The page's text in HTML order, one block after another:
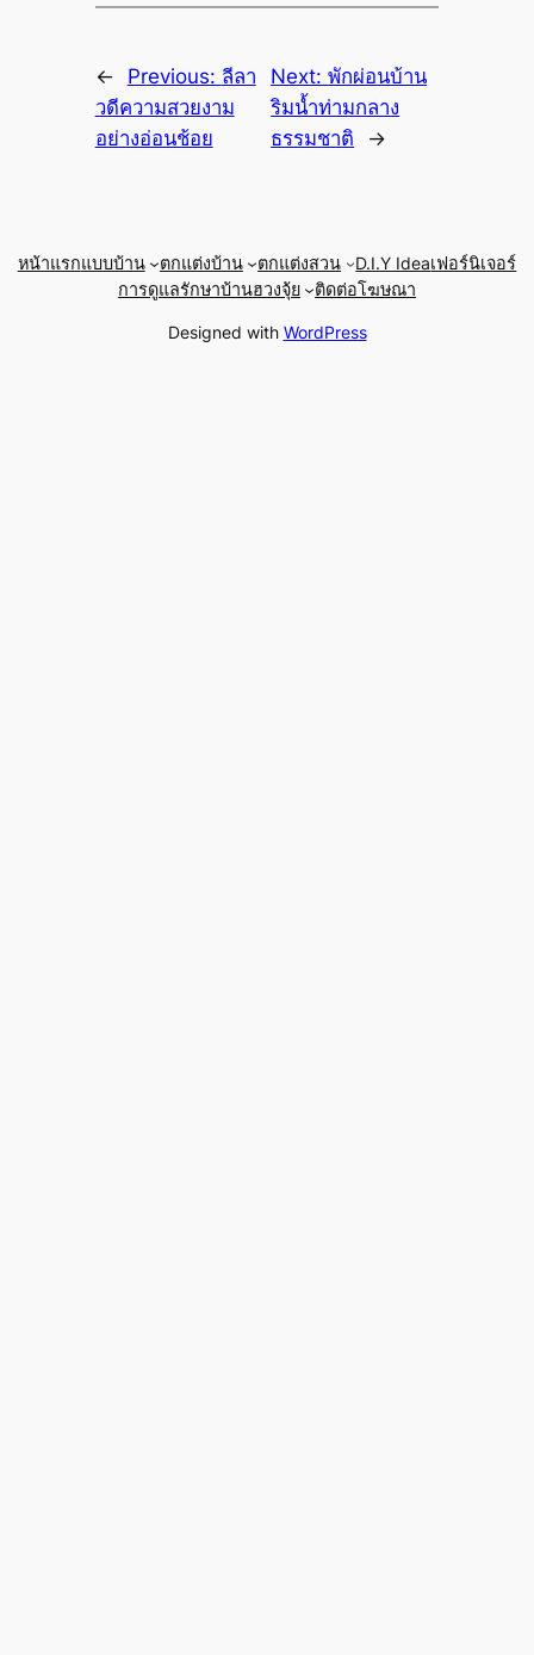
← Previous: ลีลา
วดีความสวยงาม
อย่างอ่อนช้อย
Next:พักผ่อนบ้าน
ริมน้ำท่ามกลาง
ธรรมชาติ
→
หน้าแรกแบบบ้าน ตกแต่งบ้าน ตกแต่งสวน D.I.Y Ideaเฟอร์นิเจอร์
การดูแลรักษาบ้านฮวงจุ้ย ติดต่อโฆษณา
Designed with WordPress